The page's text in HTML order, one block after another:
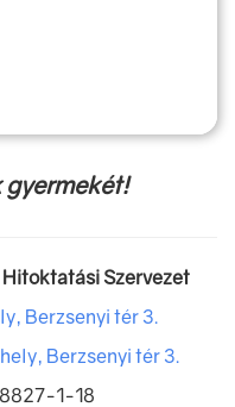
gyermekét!
Szervezet
Berzsenyi tér 3.
Berzsenyi tér 3.
1-18